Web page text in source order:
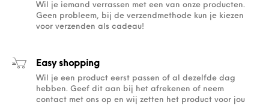
Wil je iemand verrassen met een van onze producten.
Geen probleem, bij de verzendmethode kun je kiezen
voor verzenden als cadeau!
Easy shopping
Wil je een product eerst passen of al dezelfde dag
hebben. Geef dit aan bij het afrekenen of neem
contact met ons op en wij zetten het product voor jou